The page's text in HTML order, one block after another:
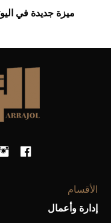
ميزة جديدة في
الأقسام
إدارة وأعمال